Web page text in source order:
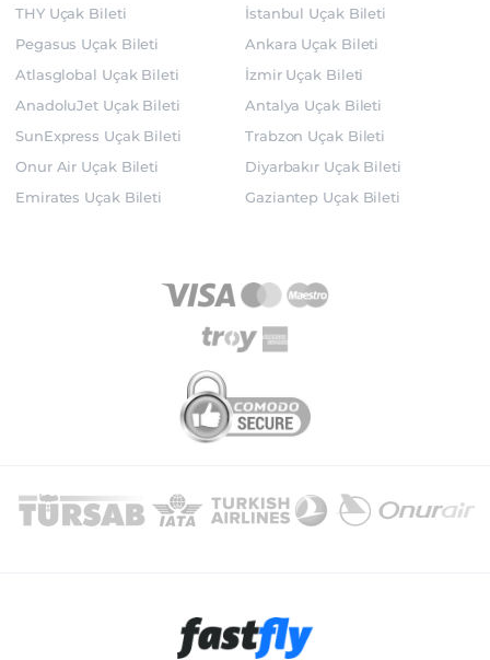
THY Uçak Bileti
Pegasus Uçak Bileti
Atlasglobal Uçak Bileti
AnadoluJet Uçak Bileti
SunExpress Uçak Bileti
Onur Air Uçak Bileti
Emirates Uçak Bileti
İstanbul Uçak Bileti
Ankara Uçak Bileti
İzmir Uçak Bileti
Antalya Uçak Bileti
Trabzon Uçak Bileti
Diyarbakır Uçak Bileti
Gaziantep Uçak Bileti